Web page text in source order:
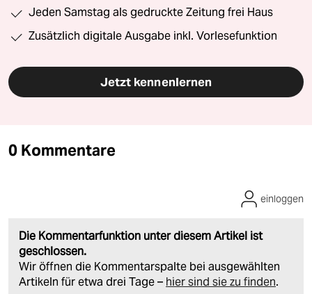
Jeden Samstag als gedruckte Zeitung frei Haus
Zusätzlich digitale Ausgabe inkl. Vorlesefunktion
Jetzt kennenlernen
0 Kommentare
Die Kommentarfunktion unter diesem Artikel ist
geschlossen.
Wir öffnen die Kommentarspalte bei ausgewählten
Artikeln für etwa drei Tage – hier sind sie zu finden.
einloggen